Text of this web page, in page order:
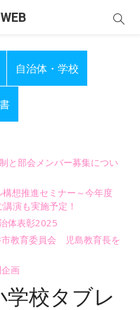
自治体・学校
と部会メンバー募集につい
想推進セミナー～今年度
演も実施予定！
体表彰2025
教育委員会 児島教育長を
画
学校タブレ